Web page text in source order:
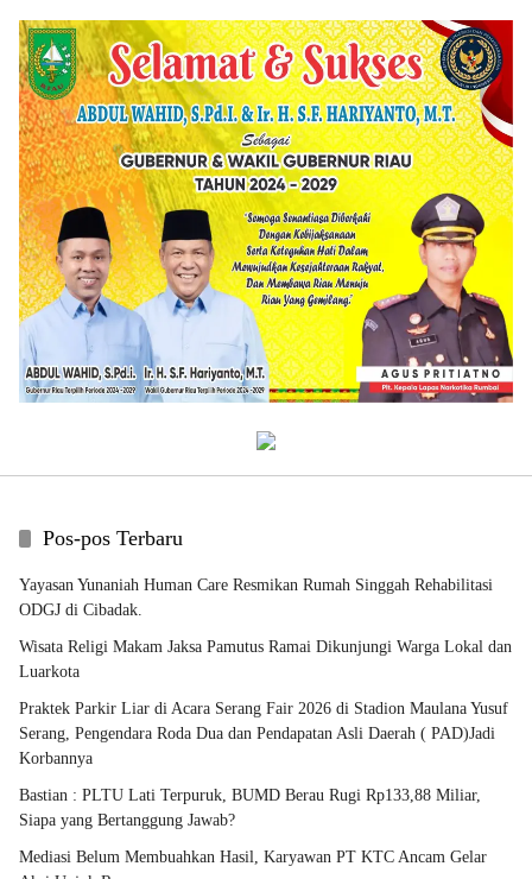
Pos-pos Terbaru
Yayasan Yunaniah Human Care Resmikan Rumah Singgah Rehabilitasi
ODGJ di Cibadak.
Wisata Religi Makam Jaksa Pamutus Ramai Dikunjungi Warga Lokal dan
Luarkota
Praktek Parkir Liar di Acara Serang Fair 2026 di Stadion Maulana Yusuf
Serang, Pengendara Roda Dua dan Pendapatan Asli Daerah ( PAD)Jadi
Korbannya
Bastian : PLTU Lati Terpuruk, BUMD Berau Rugi Rp133,88 Miliar,
Siapa yang Bertanggung Jawab?
Mediasi Belum Membuahkan Hasil, Karyawan PT KTC Ancam Gelar